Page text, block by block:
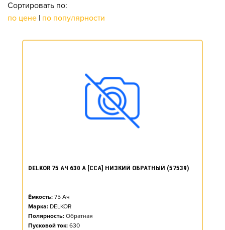
Сортировать по:
по цене | по популярности
DELKOR 75 АЧ 630 А [CCA] НИЗКИЙ ОБРАТНЫЙ (57539)
Ёмкость: 75 Ач
Марка: DELKOR
Полярность: Обратная
Пусковой ток: 630